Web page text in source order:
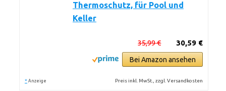
Thermoschutz, für Pool und
Keller
30,59 €
35,99 €
Bei Amazon ansehen
* Anzeige Preis inkl. MwSt., zzgl. Versandkosten